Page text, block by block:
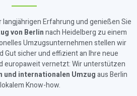
Erfahrung und genießen Sie
von Berlinnach Heidelberg zu einem
Umzugsunternehmen stellen wir
Gut sicher und effizient an Ihre neue
europaweit vernetzt: Wir unterstützen
und internationalen Umzugaus Berlin
Know-how.